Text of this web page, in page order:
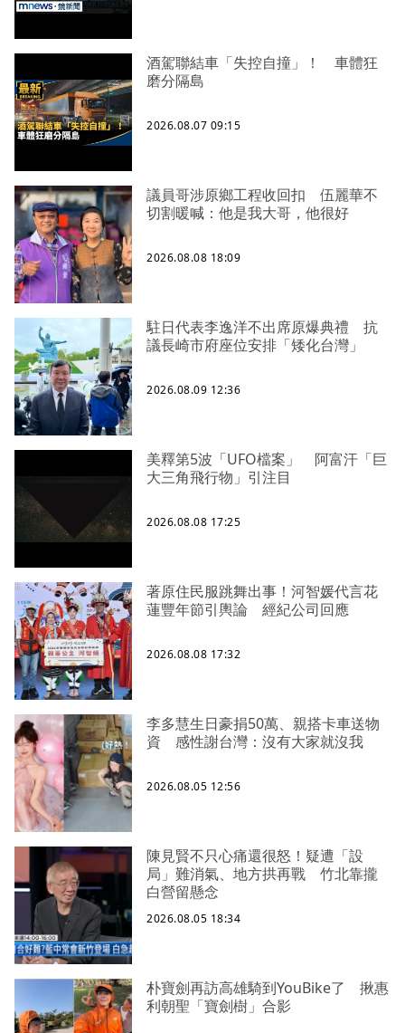
酒駕聯結車「失控自撞」！ 車體狂
磨分隔島
2026.08.07 09:15
議員哥涉原鄉工程收回扣 伍麗華不
切割暖喊：他是我大哥，他很好
2026.08.08 18:09
駐日代表李逸洋不出席原爆典禮 抗
議長崎市府座位安排「矮化台灣」
2026.08.09 12:36
美釋第5波「UFO檔案」 阿富汗「巨
大三角飛行物」引注目
2026.08.08 17:25
著原住民服跳舞出事！河智媛代言花
蓮豐年節引輿論 經紀公司回應
2026.08.08 17:32
李多慧生日豪捐50萬、親搭卡車送物
資 感性謝台灣：沒有大家就沒我
2026.08.05 12:56
陳見賢不只心痛還很怒！疑遭「設
局」難消氣、地方拱再戰 竹北靠攏
白營留懸念
2026.08.05 18:34
朴寶劍再訪高雄騎到YouBike了 揪惠
利朝聖「寶劍樹」合影